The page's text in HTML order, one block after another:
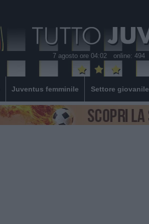
7 agosto ore 04:02 online: 494
Juventus femminile Settore giovanile